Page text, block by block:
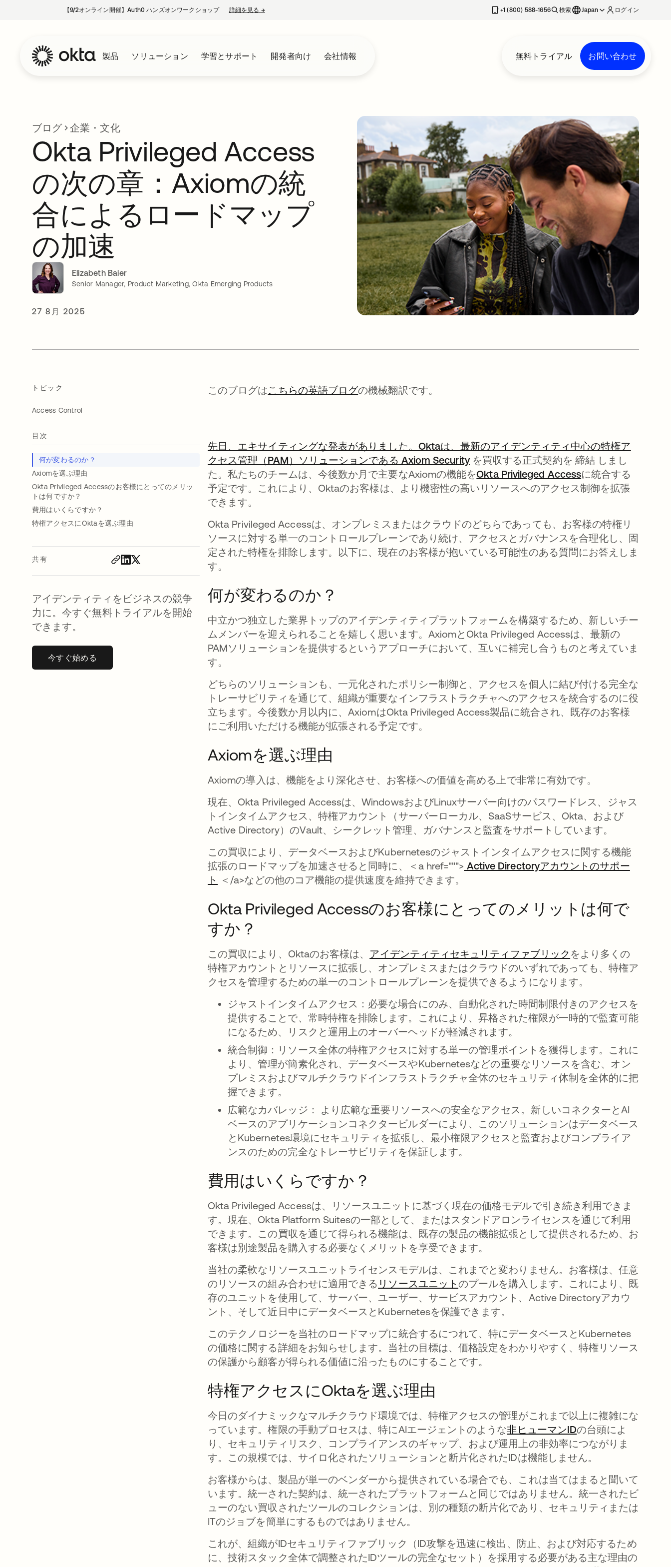
【9/2オンライン開催】Auth0 ハンズオンワークショップ 詳細を見る →新しいタブで開く +1 (800) 588-1656 検索 Japan ログイン
製品 ソリューション 学習とサポート 開発者向け 会社情報 無料トライアル お問い合わせ
ブログ 企業・文化
Okta Privileged Access
の次の章：Axiomの統
合によるロードマップ
の加速
Elizabeth Baier
Senior Manager, Product Marketing, Okta Emerging Products
27 8月 2025
トピック
Access Control
目次
何が変わるのか？
Axiomを選ぶ理由
Okta Privileged Accessのお客様にとってのメリッ
トは何ですか？
費用はいくらですか？
特権アクセスにOktaを選ぶ理由
共有
アイデンティティをビジネスの競争
力に。今すぐ無料トライアルを開始
できます。
今すぐ始める新しいタブで開く
このブログはこちらの英語ブログの機械翻訳です。
先日、エキサイティングな発表がありました。Oktaは、最新のアイデンティティ中心の特権ア
クセス管理（PAM）ソリューションである Axiom Securityを買収する正式契約を 締結 しまし
た。私たちのチームは、今後数か月で主要なAxiomの機能をOkta Privileged Accessに統合する
予定です。これにより、Oktaのお客様は、より機密性の高いリソースへのアクセス制御を拡張
できます。
Okta Privileged Accessは、オンプレミスまたはクラウドのどちらであっても、お客様の特権リ
ソースに対する単一のコントロールプレーンであり続け、アクセスとガバナンスを合理化し、固
定された特権を排除します。以下に、現在のお客様が抱いている可能性のある質問にお答えしま
す。
何が変わるのか？
中立かつ独立した業界トップのアイデンティティプラットフォームを構築するため、新しいチー
ムメンバーを迎えられることを嬉しく思います。AxiomとOkta Privileged Accessは、最新の
PAMソリューションを提供するというアプローチにおいて、互いに補完し合うものと考えていま
す。
どちらのソリューションも、一元化されたポリシー制御と、アクセスを個人に結び付ける完全な
トレーサビリティを通じて、組織が重要なインフラストラクチャへのアクセスを統合するのに役
立ちます。今後数か月以内に、AxiomはOkta Privileged Access製品に統合され、既存のお客様
にご利用いただける機能が拡張される予定です。
Axiomを選ぶ理由
Axiomの導入は、機能をより深化させ、お客様への価値を高める上で非常に有効です。
現在、Okta Privileged Accessは、WindowsおよびLinuxサーバー向けのパスワードレス、ジャス
トインタイムアクセス、特権アカウント（サーバーローカル、SaaSサービス、Okta、および
Active Directory）のVault、シークレット管理、ガバナンスと監査をサポートしています。
この買収により、データベースおよびKubernetesのジャストインタイムアクセスに関する機能
拡張のロードマップを加速させると同時に、＜a href="""> Active Directoryアカウントのサポー
ト
＜/a>などの他のコア機能の提供速度を維持できます。
Okta Privileged Accessのお客様にとってのメリットは何で
すか？
この買収により、Oktaのお客様は、 アイデンティティセキュリティファブリック をより多くの
特権アカウントとリソースに拡張し、オンプレミスまたはクラウドのいずれであっても、特権ア
クセスを管理するための単一のコントロールプレーンを提供できるようになります。
ジャストインタイムアクセス： 必要な場合にのみ、自動化された時間制限付きのアクセスを
提供することで、常時特権を排除します。これにより、昇格された権限が一時的で監査可能
になるため、リスクと運用上のオーバーヘッドが軽減されます。
統合制御： リソース全体の特権アクセスに対する単一の管理ポイントを獲得します。これに
より、管理が簡素化され、データベースやKubernetesなどの重要なリソースを含む、オン
プレミスおよびマルチクラウドインフラストラクチャ全体のセキュリティ体制を全体的に把
握できます。
広範なカバレッジ：
より広範な重要リソースへの安全なアクセス。新しいコネクターとAI
ベースのアプリケーションコネクタービルダーにより、このソリューションはデータベース
とKubernetes環境にセキュリティを拡張し、最小権限アクセスと監査およびコンプライア
ンスのための完全なトレーサビリティを保証します。
費用はいくらですか？
Okta Privileged Accessは、リソースユニットに基づく現在の価格モデルで引き続き利用できま
す。現在、Okta Platform Suitesの一部として、またはスタンドアロンライセンスを通じて利用
できます。この買収を通じて得られる機能は、既存の製品の機能拡張として提供されるため、お
客様は別途製品を購入する必要なくメリットを享受できます。
当社の柔軟なリソースユニットライセンスモデルは、これまでと変わりません。お客様は、任意
のリソースの組み合わせに適用できる リソースユニットのプールを購入します。これにより、既
存のユニットを使用して、サーバー、ユーザー、サービスアカウント、Active Directoryアカウ
ント、そして近日中にデータベースとKubernetesを保護できます。
このテクノロジーを当社のロードマップに統合するにつれて、特にデータベースとKubernetes
の価格に関する詳細をお知らせします。当社の目標は、価格設定をわかりやすく、特権リソース
の保護から顧客が得られる価値に沿ったものにすることです。
特権アクセスにOktaを選ぶ理由
今日のダイナミックなマルチクラウド環境では、特権アクセスの管理がこれまで以上に複雑にな
っています。権限の手動プロセスは、特にAIエージェントのような非ヒューマンIDの台頭によ
り、セキュリティリスク、コンプライアンスのギャップ、および運用上の非効率につながりま
す。この規模では、サイロ化されたソリューションと断片化されたIDは機能しません。
お客様からは、製品が単一のベンダーから提供されている場合でも、これは当てはまると聞いて
います。統一された契約は、統一されたプラットフォームと同じではありません。統一されたビ
ューのない買収されたツールのコレクションは、別の種類の断片化であり、セキュリティまたは
ITのジョブを簡単にするものではありません。
これが、組織がIDセキュリティファブリック（ID攻撃を迅速に検出、防止、および対応するため
に、技術スタック全体で調整されたIDツールの完全なセット）を採用する必要がある主な理由の